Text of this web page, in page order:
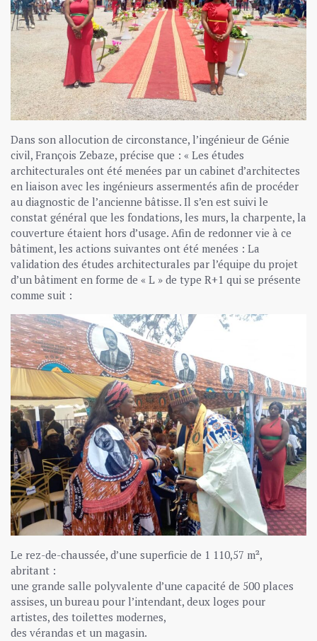
Dans son allocution de circonstance, l’ingénieur de Génie
civil, François Zebaze, précise que : « Les études
architecturales ont été menées par un cabinet d’architectes
en liaison avec les ingénieurs assermentés afin de procéder
au diagnostic de l’ancienne bâtisse. Il s’en est suivi le
constat général que les fondations, les murs, la charpente, la
couverture étaient hors d’usage. Afin de redonner vie à ce
bâtiment, les actions suivantes ont été menées : La
validation des études architecturales par l’équipe du projet
d’un bâtiment en forme de « L » de type R+1 qui se présente
comme suit :
Le rez-de-chaussée, d’une superficie de 1 110,57 m²,
abritant :
une grande salle polyvalente d’une capacité de 500 places
assises, un bureau pour l’intendant, deux loges pour
artistes, des toilettes modernes,
des vérandas et un magasin.